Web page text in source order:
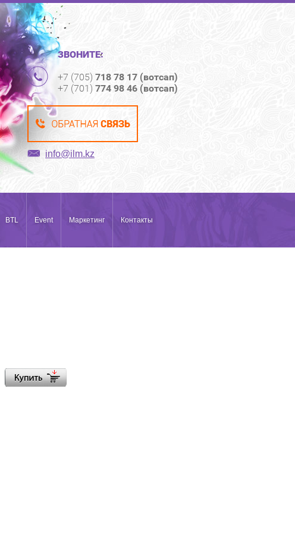
ЗВОНИТЕ:
+7 (705) 718 78 17 (вотсап)
+7 (701) 774 98 46 (вотсап)
info@ilm.kz
BTL Event Маркетинг Контакты